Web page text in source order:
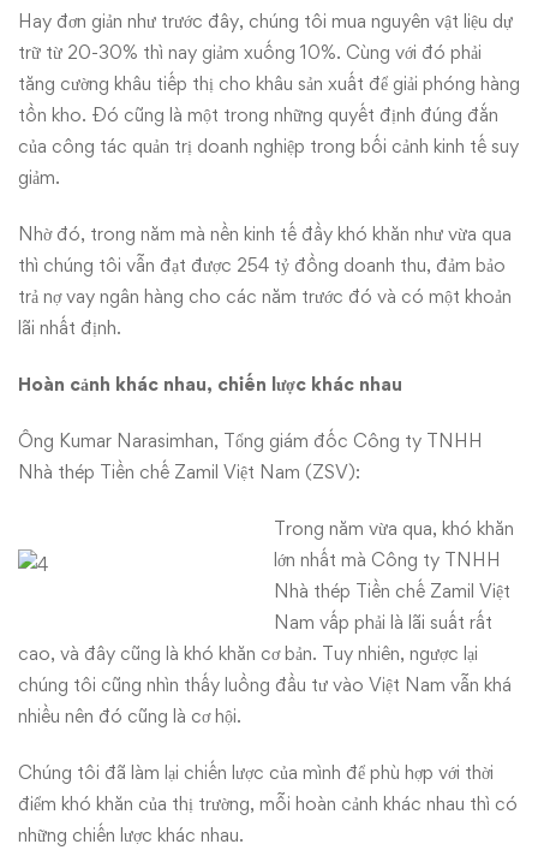
Hay đơn giản như trước đây, chúng tôi mua nguyên vật liệu dự
trữ từ 20-30% thì nay giảm xuống 10%. Cùng với đó phải
tăng cường khâu tiếp thị cho khâu sản xuất để giải phóng hàng
tồn kho. Đó cũng là một trong những quyết định đúng đắn
của công tác quản trị doanh nghiệp trong bối cảnh kinh tế suy
giảm.
Nhờ đó, trong năm mà nền kinh tế đầy khó khăn như vừa qua
thì chúng tôi vẫn đạt được 254 tỷ đồng doanh thu, đảm bảo
trả nợ vay ngân hàng cho các năm trước đó và có một khoản
lãi nhất định.
Hoàn cảnh khác nhau, chiến lược khác nhau
Ông Kumar Narasimhan, Tổng giám đốc Công ty TNHH
Nhà thép Tiền chế Zamil Việt Nam (ZSV):
Trong năm vừa qua, khó khăn
lớn nhất mà Công ty TNHH
Nhà thép Tiền chế Zamil Việt
Nam vấp phải là lãi suất rất
cao, và đây cũng là khó khăn cơ bản. Tuy nhiên, ngược lại
chúng tôi cũng nhìn thấy luồng đầu tư vào Việt Nam vẫn khá
nhiều nên đó cũng là cơ hội.
Chúng tôi đã làm lại chiến lược của mình để phù hợp với thời
điểm khó khăn của thị trường, mỗi hoàn cảnh khác nhau thì có
những chiến lược khác nhau.